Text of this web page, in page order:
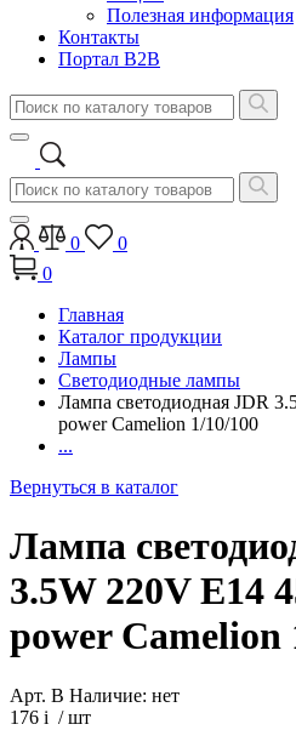
Полезная информация
Контакты
Портал B2B
0
0
0
Главная
Каталог продукции
Лампы
Светодиодные лампы
Лампа светодиодная JDR
power Camelion 1/10/100
...
Вернуться в каталог
Лампа
3.5W 220V E14
power Camelion
Арт. В Наличие: нет
176 i / шт